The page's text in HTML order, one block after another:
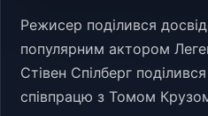
Режисер поділився
популярним актором
Стівен Спілберг
співпрацю з Томом